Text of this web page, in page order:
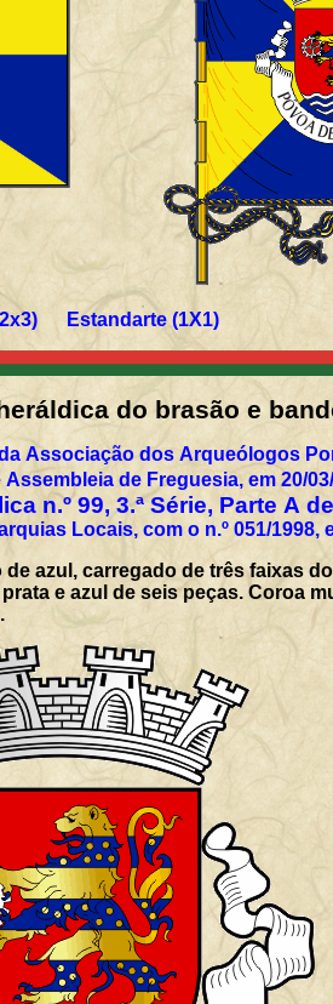
Estandarte (1X1)
do brasão e
Associação dos Arqueólogos
de Freguesia, em 20/
n.º 99, 3.ª Série, Parte A
Locais, com o n.º 051/1998,
azul, carregado de três faixas
e azul de seis peças. Coroa